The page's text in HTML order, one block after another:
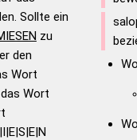
in 12
gutes
Sollte ein
zu
den
Wort
Wort